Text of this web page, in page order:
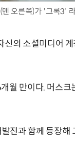
오른쪽)가 '그록3'
의 소셜미디어
월 만이다. 머스
진과 함께 등장